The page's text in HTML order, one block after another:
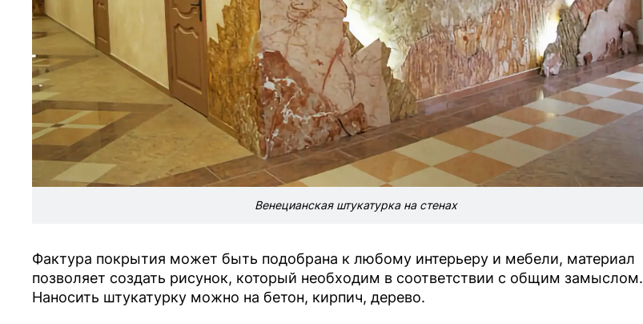
Венецианская штукатурка на стенах
Фактура покрытия может быть подобрана к любому интерьеру и мебели, материал
позволяет создать рисунок, который необходим в соответствии с общим замыслом.
Наносить штукатурку можно на бетон, кирпич, дерево.